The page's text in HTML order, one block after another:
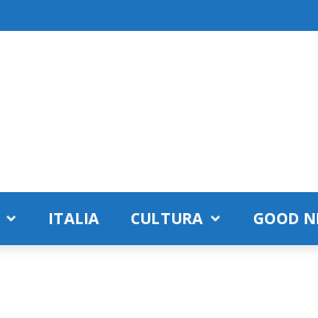
ITALIA CULTURA GOOD